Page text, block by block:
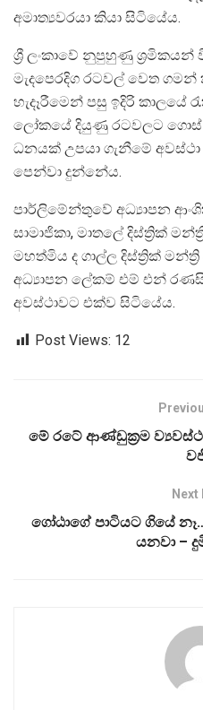
අමාත්‍යවරයා කියා සිටියේය.
ශ්‍රී ලංකාවේ නුපුහුණු ශ්‍රමිකයන්
මැදපෙරදිග රටවල් වෙත
හැදෑරීමෙන් පසු ඉදිරි කාලයේ
ලෝකයේ දියුණු රටවලට ගොස්
ධනයක් උපයා ගැනීමේ
පෙන්වා දුන්නේය.
පාර්ලිමේන්තුවේ අධ්‍යාපන
සාමාජිකා, මාතලේ දිස්ත්‍රික්
මහත්මිය ද ගාල්ල දිස්ත්‍රික්
අධ්‍යාපන ලේකම් එම් එන්
අවස්ථාවට එක්ව සිටියේය.
Post Views: 12
මේ රටේ ආණ්ඩුක්‍රම
Next
ගෝඨාගේ පාටියට ගියේ
යනවා –